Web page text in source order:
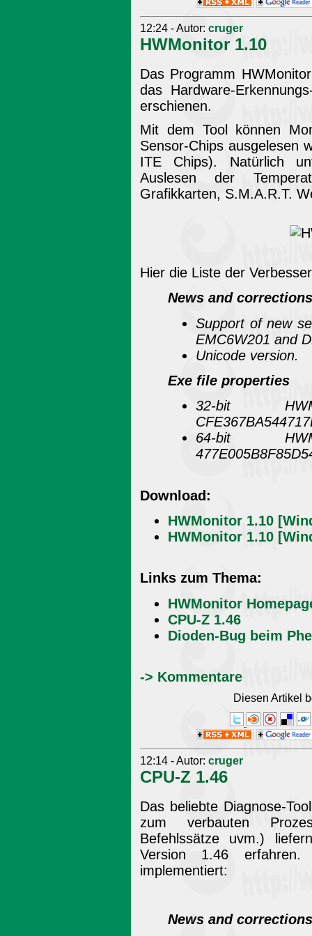
12:24 - Autor: cruger
HWMonitor 1.10
Das Programm
das Hardware-
erschienen.
Mit dem Tool können
Sensor-Chips ausgelesen
ITE Chips). Natürlich
Auslesen der
Grafikkarten, S.M.A.R.T.
Hier die Liste der
News and corrections
Support of new
EMC6W201 and
Unicode version.
Exe file properties
32-bit
64-bit
Download:
HWMonitor 1.10
HWMonitor 1.10
Links zum Thema:
HWMonitor
CPU-Z 1.46
Dioden-Bug beim
-> Kommentare
Diesen Artikel
12:14 - Autor: cruger
CPU-Z 1.46
Das beliebte Diagnose-
zum verbauten
Befehlssätze uvm.)
Version 1.46 erfahren.
implementiert:
News and corrections